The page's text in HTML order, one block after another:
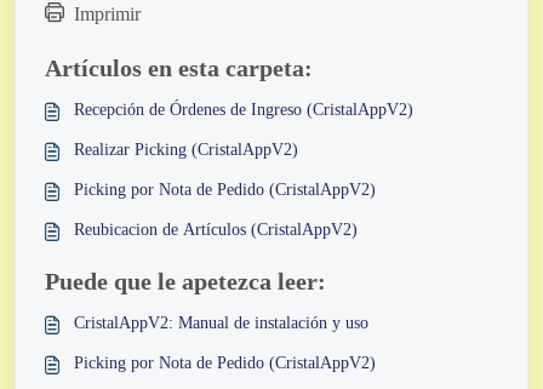
Imprimir
Artículos en esta carpeta:
Recepción de Órdenes de Ingreso (CristalAppV2)
Realizar Picking (CristalAppV2)
Picking por Nota de Pedido (CristalAppV2)
Reubicacion de Artículos (CristalAppV2)
Puede que le apetezca leer:
CristalAppV2: Manual de instalación y uso
Picking por Nota de Pedido (CristalAppV2)